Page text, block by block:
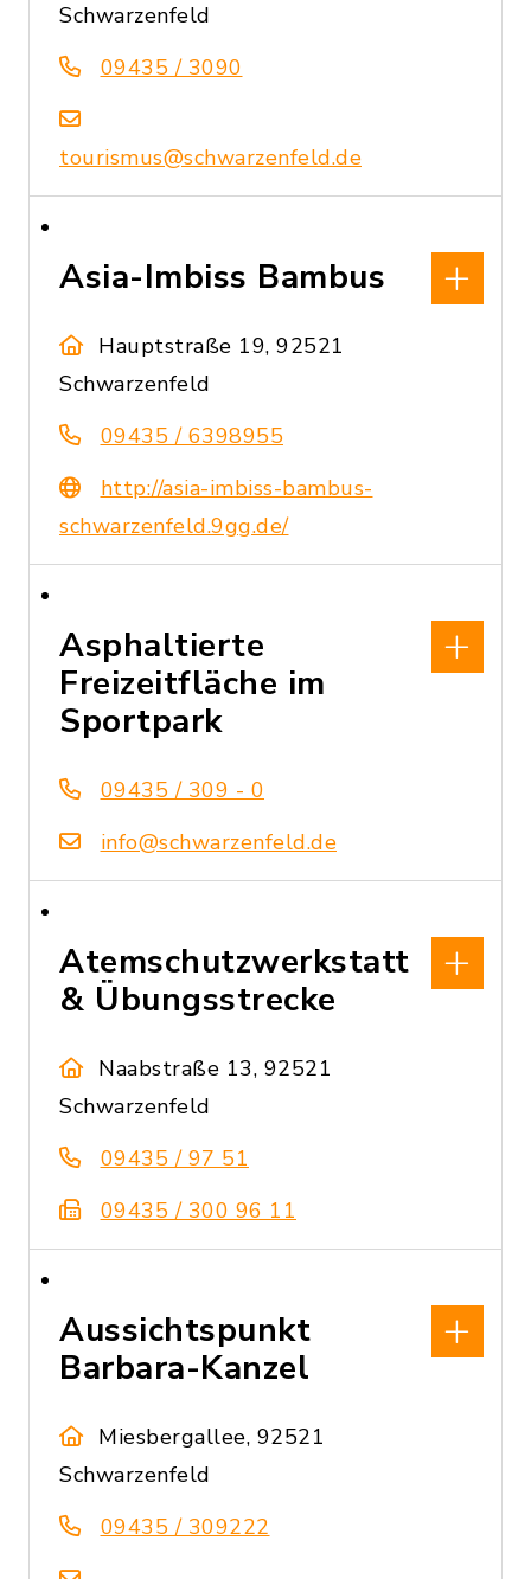
Schwarzenfeld
09435 / 3090
tourismus@schwarzenfeld.de
Asia-Imbiss Bambus
Hauptstraße 19, 92521
Schwarzenfeld
09435 / 6398955
http://asia-imbiss-bambus-
schwarzenfeld.9gg.de/
Asphaltierte
Freizeitfläche im
Sportpark
09435 / 309 - 0
info@schwarzenfeld.de
Atemschutzwerkstatt
& Übungsstrecke
Naabstraße 13, 92521
Schwarzenfeld
09435 / 97 51
09435 / 300 96 11
Aussichtspunkt
Barbara-Kanzel
Miesbergallee, 92521
Schwarzenfeld
09435 / 309222